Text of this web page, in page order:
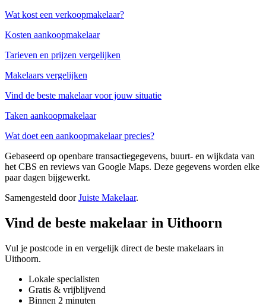
Wat kost een verkoopmakelaar?
Kosten aankoopmakelaar
Tarieven en prijzen vergelijken
Makelaars vergelijken
Vind de beste makelaar voor jouw situatie
Taken aankoopmakelaar
Wat doet een aankoopmakelaar precies?
Gebaseerd op openbare transactiegegevens, buurt- en wijkdata van
het CBS en reviews van Google Maps. Deze gegevens worden elke
paar dagen bijgewerkt.
Samengesteld doorJuiste Makelaar.
Vind de beste makelaar in Uithoorn
Vul je postcode in en vergelijk direct de beste makelaars in
Uithoorn.
Lokale specialisten
Gratis & vrijblijvend
Binnen 2 minuten